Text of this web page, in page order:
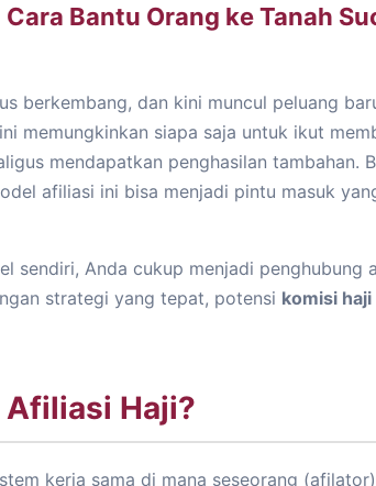
Bantu Orang ke Tanah
berkembang, dan kini muncul peluang
memungkinkan siapa saja untuk ikut
mendapatkan penghasilan tambahan.
afiliasi ini bisa menjadi pintu masuk
sendiri, Anda cukup menjadi penghubung
strategi yang tepat, potensi komisi haji
Haji?
kerja sama di mana seseorang